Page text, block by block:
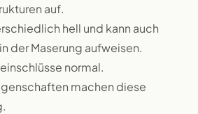
auf.
hell und kann auch
der Maserung aufweisen.
normal.
machen diese